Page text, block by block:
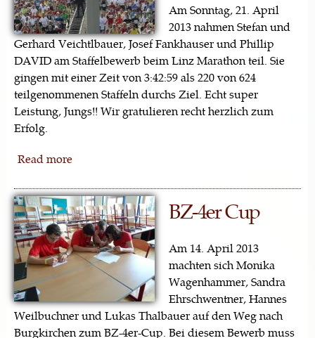
Am Sonntag, 21. April
2013 nahmen Stefan und
Gerhard Veichtlbauer, Josef Fankhauser und Phillip
DAVID am Staffelbewerb beim Linz Marathon teil. Sie
gingen mit einer Zeit von 3:42:59 als 220 von 624
teilgenommenen Staffeln durchs Ziel. Echt super
Leistung, Jungs!! Wir gratulieren recht herzlich zum
Erfolg.
Read more
BZ-4er Cup
Am 14. April 2013
machten sich Monika
Wagenhammer, Sandra
Ehrschwentner, Hannes
Weilbuchner und Lukas Thalbauer auf den Weg nach
Burgkirchen zum BZ-4er-Cup. Bei diesem Bewerb muss